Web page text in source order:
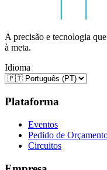
A precisão e tecnologia
à meta.
Idioma
Plataforma
Eventos
Pedido de
Circuitos